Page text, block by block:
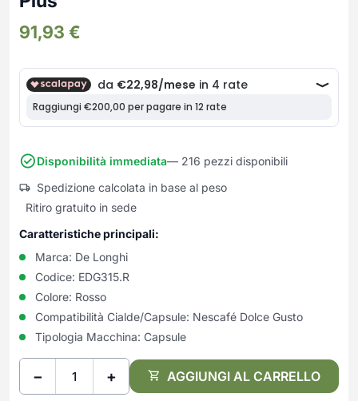
Frullatori
Grattugie elettriche
Pulizia Casa
Robot Da Cucina
Sbattitori
Stiro
Tritacarne
Utensili da cucina
Yogurtiere
Lampade da tavolo
Scarpiere
SOGGIORNO
Divani e Poltrone
Soggiorni e Pareti
UFFICIO
Cucitrici e accessori
TAVOLI USATI
91,93 €
Disponibilità immediata— 216 pezzi disponibili
Spedizione calcolata in base al peso
Ritiro gratuito in sede
Caratteristiche principali:
Marca: De Longhi
Codice: EDG315.R
Colore: Rosso
Compatibilità Cialde/Capsule: Nescafé Dolce Gusto
Tipologia Macchina: Capsule
− + AGGIUNGI AL CARRELLO